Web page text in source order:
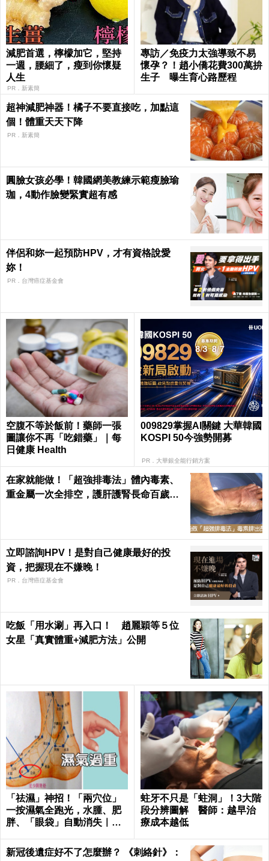
減肥首選，檸檬加它，堅持
一週，腰細了，瘦到你懷疑
人生
PR．新素簡
專訪／免疫力太強導致不易
懷孕？！趙小僑花費300萬拚
生子 曝生育心路歷程
超神減肥神器！橘子不要直接吃，加點這
個！體重天天下降
PR．新素簡
圓臉女孩必學！韓國網美教練示範瘦臉瑜
珈，4動作臉變緊實超有感
伴侶和妳一起預防HPV，才有資格說愛
妳！
PR．台灣癌症基金會
空腹不等於飯前！藥師一張
圖讓你不再「吃錯藥」｜每
日健康 Health
009829掌握AI關鍵 大華韓國
KOSPI 50今強勢開募
PR．大華銀全能行銷方案
在家就能做！「超強排毒法」體內毒素、
重金屬一次全排空，護肝護腎長命百歲｜
立即諮詢HPV！是對自己健康最好的投
資，把握現在不嫌晚！
PR．台灣癌症基金會
吃飯「用水涮」再入口！ 趙麗穎等５位
女星「真實體重+減肥方法」公開
「祛濕」神招！「兩穴位」
一按濕氣全跑光，水腫、肥
胖、「眼袋」自動消失｜每
蛀牙不只是「蛀洞」！3大階
段分辨圖解 醫師：越早治
療成本越低
新冠後遺症好不了怎麼辦？ 《刺絡針》：